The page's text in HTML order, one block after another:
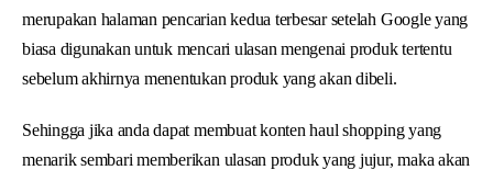
merupakan halaman pencarian kedua terbesar setelah Google yang
biasa digunakan untuk mencari ulasan mengenai produk tertentu
sebelum akhirnya menentukan produk yang akan dibeli.
Sehingga jika anda dapat membuat konten haul shopping yang
menarik sembari memberikan ulasan produk yang jujur, maka akan